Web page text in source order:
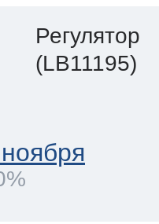
Регулятор
(LB11195)